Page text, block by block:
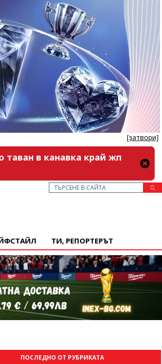
[затвори]
в канавка край жп
ТИ, РЕПОРТЕРЪТ
ПОСЛЕДНО ОТ РУБРИКАТА